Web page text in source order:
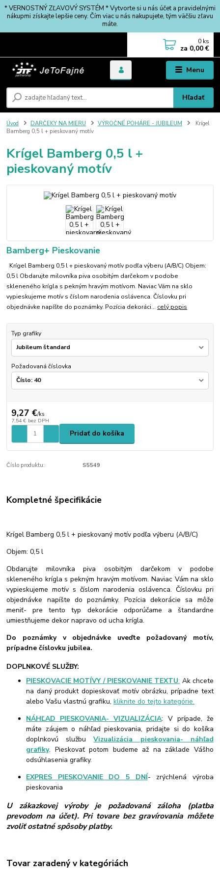
* VERNOSTNÝ ZĽAVOVÝ SYSTÉM * Vytvorte si u nás účet a pravidelnými
nákupmi získajte lepšie ceny. Čím viac u nás nakupujete, tým väčšiu zľavu
máte.
Menu
Hľadať
0 ks
za 0,00 €
Úvod DARČEKY NA MIERU VÝROČNÉ POHÁRE - JUBILEUM
Krígel
Bamberg 0,5 l + pieskovaný motív
Krígel Bamberg 0,5 l +
pieskovaný motív
Bamberg+ Pieskovanie
Krígel Bamberg 0,5 l + pieskovaný motív podľa výberu (A/B/C) Objem:
0,5 l Obdarujte milovníka piva osobitým darčekom v podobe
skleneného krígla s pekným hravým motívom. Naviac Vám na sklo
vypieskujeme motív s číslom narodenia oslávenca. Číslovku pri
objednávke napíšte do poznámky. Pozícia dekoráci... celý popis
Typ grafiky
Požadovaná číslovka
9,27 €/ks
7,54 € bez DPH
Pridať do košíka
Číslo produktu: S5549
Kompletné špecifikácie
Krígel Bamberg 0,5 l + pieskovaný motív podľa výberu (A/B/C)
Objem: 0,5 l
Obdarujte milovníka piva osobitým darčekom v podobe
skleneného krígla s pekným hravým motívom. Naviac Vám na sklo
vypieskujeme motív s číslom narodenia oslávenca. Číslovku pri
objednávke napíšte do poznámky. Pozícia dekorácie sa môže
meniť- pre tento typ dekorácie odporúčame a štandardne
umiestňujeme dekor napravo od ucha krígla.
Do poznámky v objednávke uveďte požadovaný motív,
prípadne číslovku jubilea.
DOPLNKOVÉ SLUŽBY:
PIESKOVACIE MOTÍVY / PIESKOVANIE TEXTU: Ak chcete
na daný produkt dopieskovať motív obrázku, prípadne text
alebo Vašu vlastnú grafiku,kliknite do tejto kategórie.
NÁHĽAD PIESKOVANIA- VIZUALIZÁCIA: V prípade, že
máte záujem o náhľad pieskovania, pridajte si do košíka
doplnkovú službuVizualizácia pieskovania- náhľad
grafiky. Pieskovať potom budeme až na základe Vášho
odsúhlasenia grafiky.
EXPRES PIESKOVANIE DO 5 DNÍ- zrýchlená výroba
pieskovania
U zákazkovej výroby je požadovaná záloha (platba
prevodom na účet). Pri tovare bez gravírovania môžete
zvoliť ostatné spôsoby platby.
Tovar zaradený v kategóriách